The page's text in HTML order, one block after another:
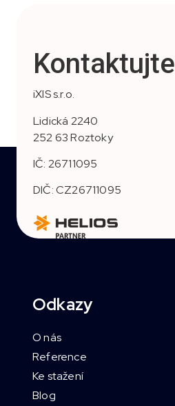
Kontaktujte
iXIS s.r.o.
Lidická 2240
252 63 Roztoky
IČ: 26711095
DIČ: CZ26711095
Odkazy
O nás
Reference
Ke stažení
Blog